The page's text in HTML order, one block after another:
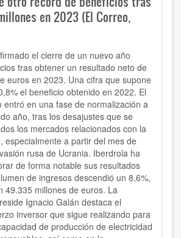
en 2023 (El Correo,
el cierre de un nuevo año
tras obtener un resultado neto de
euros en 2023. Una cifra que supone
el beneficio obtenido en 2022. El
entró en una fase de normalización a
año, tras los desajustes que se
los mercados relacionados con la
especialmente a partir del mes de
rusa de Ucrania. Iberdrola ha
de forma notable sus resultados
de ingresos descendió un 8,6%,
49.335 millones de euros. La
Ignacio Galán destaca el
inversor que sigue realizando para
de producción de electricidad